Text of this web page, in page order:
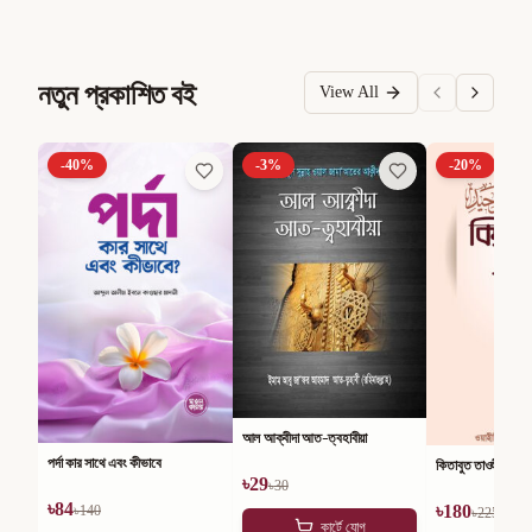
নতুন প্রকাশিত বই View All
-40%
পর্দা কার সাথে এবং কীভাবে
৳84৳140
-3%
আল আক্বীদা আত-ত্বহাবীয়া
৳29৳30
কার্টে যোগ
-20%
কিতাবুত তাওহীদ
৳180৳225